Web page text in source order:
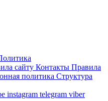
сайту Контакты Правила
политика Структура
instagram telegram viber